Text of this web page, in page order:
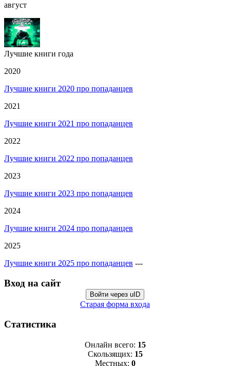
август
Лучшие книги года
2020
Лучшие книги 2020 про попаданцев
2021
Лучшие книги 2021 про попаданцев
2022
Лучшие книги 2022 про попаданцев
2023
Лучшие книги 2023 про попаданцев
2024
Лучшие книги 2024 про попаданцев
2025
Лучшие книги 2025 про попаданцев ---
Вход на сайт
Войти через uID
Старая форма входа
Статистика
Онлайн всего: 15
Скользящих: 15
Местных: 0